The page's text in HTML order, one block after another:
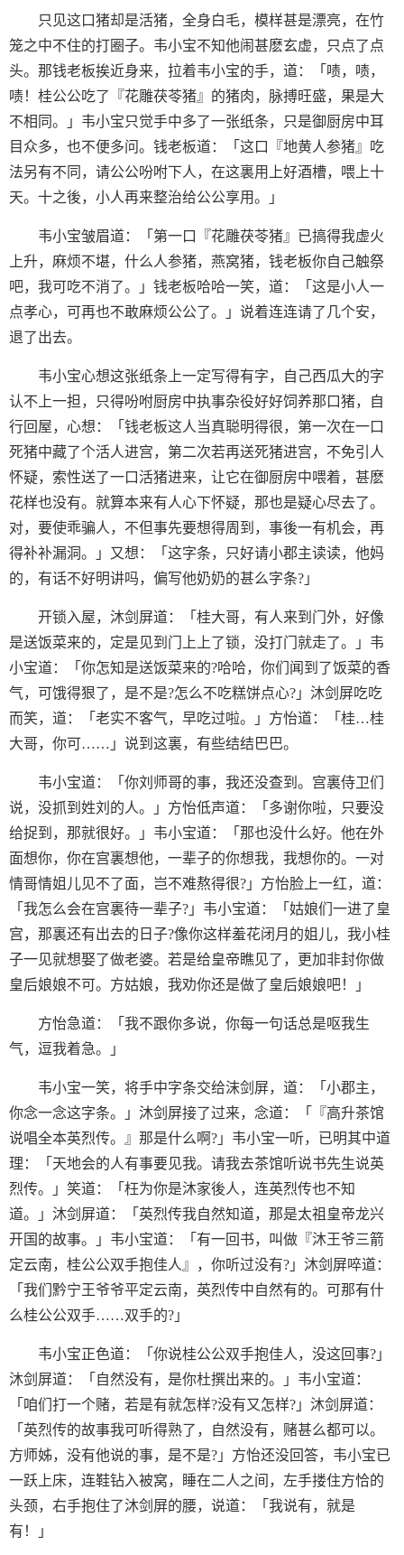
只见这口猪却是活猪，全身白毛，模样甚是漂亮，在竹
笼之中不住的打圈子。韦小宝不知他闹甚麽玄虚，只点了点
头。那钱老板挨近身来，拉着韦小宝的手，道：「啧，啧，
啧！桂公公吃了『花雕茯苓猪』的猪肉，脉搏旺盛，果是大
不相同。」韦小宝只觉手中多了一张纸条，只是御厨房中耳
目众多，也不便多问。钱老板道：「这口『地黄人参猪』吃
法另有不同，请公公吩咐下人，在这裏用上好酒槽，喂上十
天。十之後，小人再来整治给公公享用。」
韦小宝皱眉道：「第一口『花雕茯苓猪』已搞得我虚火
上升，麻烦不堪，什么人参猪，燕窝猪，钱老板你自己触祭
吧，我可吃不消了。」钱老板哈哈一笑，道：「这是小人一
点孝心，可再也不敢麻烦公公了。」说着连连请了几个安，
退了出去。
韦小宝心想这张纸条上一定写得有字，自己西瓜大的字
认不上一担，只得吩咐厨房中执事杂役好好饲养那口猪，自
行回屋，心想：「钱老板这人当真聪明得很，第一次在一口
死猪中藏了个活人进宫，第二次若再送死猪进宫，不免引人
怀疑，索性送了一口活猪进来，让它在御厨房中喂着，甚麽
花样也没有。就算本来有人心下怀疑，那也是疑心尽去了。
对，要使乖骗人，不但事先要想得周到，事後一有机会，再
得补补漏洞。」又想：「这字条，只好请小郡主读读，他妈
的，有话不好明讲吗，偏写他奶奶的甚么字条?」
开锁入屋，沐剑屏道：「桂大哥，有人来到门外，好像
是送饭菜来的，定是见到门上上了锁，没打门就走了。」韦
小宝道：「你怎知是送饭菜来的?哈哈，你们闻到了饭菜的香
气，可饿得狠了，是不是?怎么不吃糕饼点心?」沐剑屏吃吃
而笑，道：「老实不客气，早吃过啦。」方怡道：「桂…桂
大哥，你可……」说到这裏，有些结结巴巴。
韦小宝道：「你刘师哥的事，我还没查到。宫裏侍卫们
说，没抓到姓刘的人。」方怡低声道：「多谢你啦，只要没
给捉到，那就很好。」韦小宝道：「那也没什么好。他在外
面想你，你在宫裏想他，一辈子的你想我，我想你的。一对
情哥情姐儿见不了面，岂不难熬得很?」方怡脸上一红，道：
「我怎么会在宫裏待一辈子?」韦小宝道：「姑娘们一进了皇
宫，那裏还有出去的日子?像你这样羞花闭月的姐儿，我小桂
子一见就想娶了做老婆。若是给皇帝瞧见了，更加非封你做
皇后娘娘不可。方姑娘，我劝你还是做了皇后娘娘吧！」
方怡急道：「我不跟你多说，你每一句话总是呕我生
气，逗我着急。」
韦小宝一笑，将手中字条交给沫剑屏，道：「小郡主，
你念一念这字条。」沐剑屏接了过来，念道：「『高升茶馆
说唱全本英烈传。』那是什么啊?」韦小宝一听，已明其中道
理：「天地会的人有事要见我。请我去茶馆听说书先生说英
烈传。」笑道：「枉为你是沐家後人，连英烈传也不知
道。」沐剑屏道：「英烈传我自然知道，那是太祖皇帝龙兴
开国的故事。」韦小宝道：「有一回书，叫做『沐王爷三箭
定云南，桂公公双手抱佳人』，你听过没有?」沐剑屏啐道：
「我们黔宁王爷爷平定云南，英烈传中自然有的。可那有什
么桂公公双手……双手的?」
韦小宝正色道：「你说桂公公双手抱佳人，没这回事?」
沐剑屏道：「自然没有，是你杜撰出来的。」韦小宝道：
「咱们打一个赌，若是有就怎样?没有又怎样?」沐剑屏道：
「英烈传的故事我可听得熟了，自然没有，赌甚么都可以。
方师姊，没有他说的事，是不是?」方怡还没回答，韦小宝已
一跃上床，连鞋钻入被窝，睡在二人之间，左手搂住方恰的
头颈，右手抱住了沐剑屏的腰，说道：「我说有，就是
有！」